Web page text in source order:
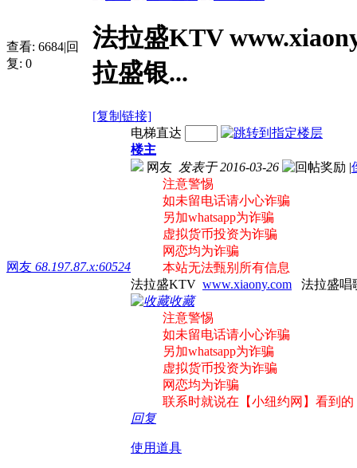
查看: 6684|回
复: 0
法拉盛KTV
拉盛银...
[复制链接]
网友 68.197.87.x:60524
电梯直达
楼主
网友 发表于 2016-03-26 |
注意警惕
如未留电话请小心诈骗
另加whatsapp为诈骗
虚拟货币投资为诈骗
网恋均为诈骗
本站无法甄别所有信息
法拉盛KTV www.xiaony.com 法拉盛
收藏
注意警惕
如未留电话请小心诈骗
另加whatsapp为诈骗
虚拟货币投资为诈骗
网恋均为诈骗
联系时就说在【小纽约网】看到的
回复
使用道具